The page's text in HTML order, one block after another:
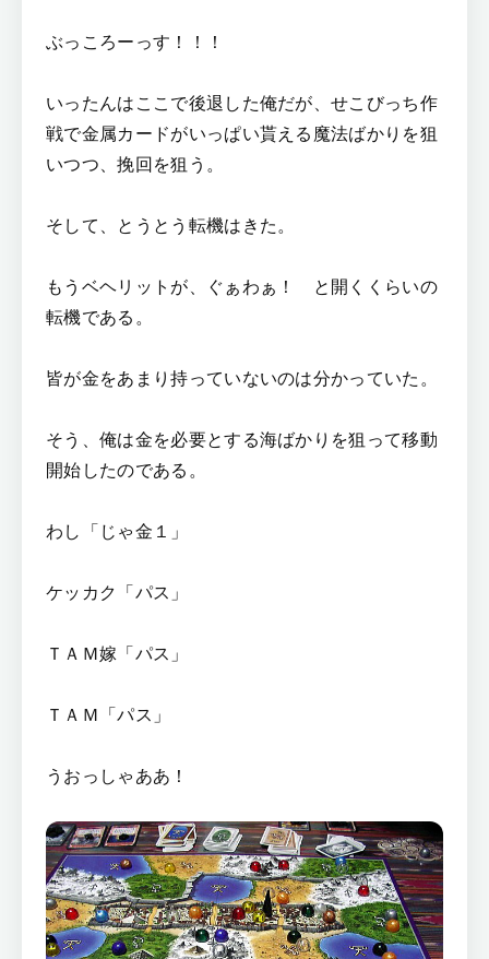
ぶっころーっす！！！
いったんはここで後退した俺だが、せこびっち作
戦で金属カードがいっぱい貰える魔法ばかりを狙
いつつ、挽回を狙う。
そして、とうとう転機はきた。
もうベヘリットが、ぐぁわぁ！ と開くくらいの
転機である。
皆が金をあまり持っていないのは分かっていた。
そう、俺は金を必要とする海ばかりを狙って移動
開始したのである。
わし「じゃ金１」
ケッカク「パス」
ＴＡＭ嫁「パス」
ＴＡＭ「パス」
うおっしゃああ！